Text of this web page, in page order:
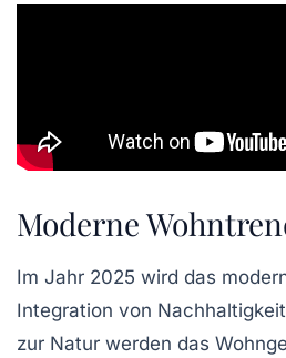
Moderne
Im Jahr 2025 wird das
Integration von Nachhaltigkeit
zur Natur werden das